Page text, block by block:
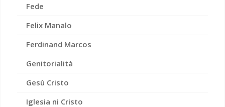
Fede
Felix Manalo
Ferdinand Marcos
Genitorialità
Gesù Cristo
Iglesia ni Cristo